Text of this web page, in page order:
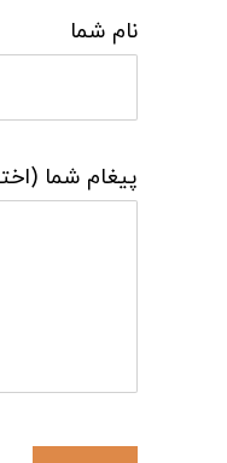
نام شما
پیغام شما